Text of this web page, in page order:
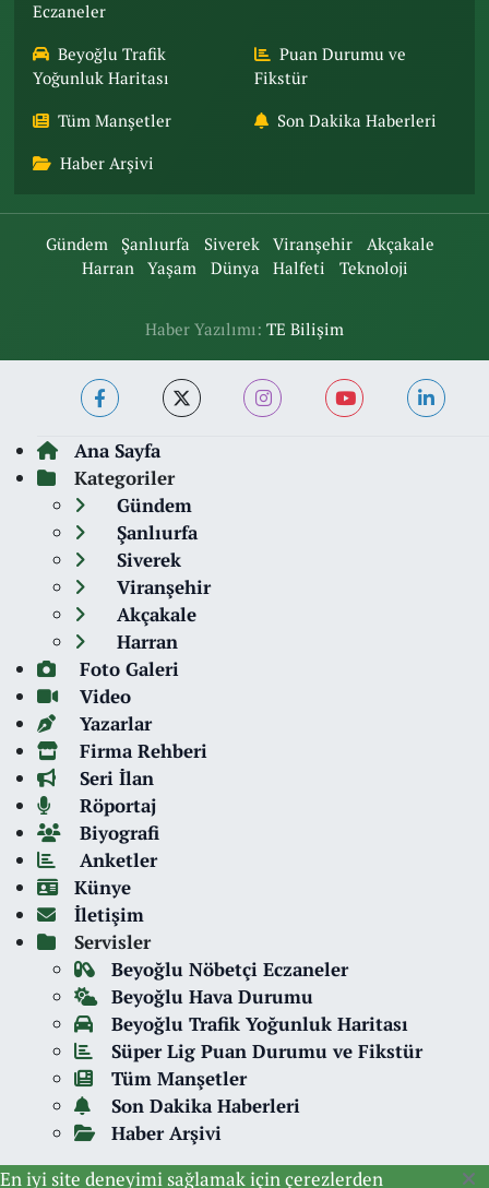
Eczaneler
Beyoğlu Trafik
Yoğunluk Haritası
Puan Durumu ve
Fikstür
Tüm Manşetler Son Dakika Haberleri
Haber Arşivi
Gündem Şanlıurfa Siverek Viranşehir
Akçakale
Harran
Yaşam Dünya Halfeti Teknoloji
Haber Yazılımı: TE Bilişim
Ana Sayfa
Kategoriler
Gündem
Şanlıurfa
Siverek
Viranşehir
Akçakale
Harran
Foto Galeri
Video
Yazarlar
Firma Rehberi
Seri İlan
Röportaj
Biyografi
Anketler
Künye
İletişim
Servisler
Beyoğlu Nöbetçi Eczaneler
Beyoğlu Hava Durumu
Beyoğlu Trafik Yoğunluk Haritası
Süper Lig Puan Durumu ve Fikstür
Tüm Manşetler
Son Dakika Haberleri
Haber Arşivi
En iyi site deneyimi sağlamak için çerezlerden